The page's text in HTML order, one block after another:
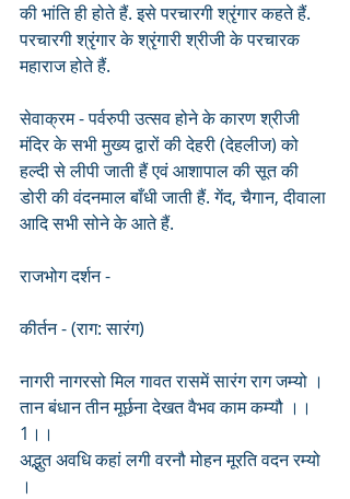
की भांति ही होते हैं. इसे परचारगी श्रृंगार कहते हैं.
परचारगी श्रृंगार के श्रृंगारी श्रीजी के परचारक
महाराज होते हैं.
सेवाक्रम - पर्वरुपी उत्सव होने के कारण श्रीजी
मंदिर के सभी मुख्य द्वारों की देहरी (देहलीज) को
हल्दी से लीपी जाती हैं एवं आशापाल की सूत की
डोरी की वंदनमाल बाँधी जाती हैं. गेंद, चैगान, दीवाला
आदि सभी सोने के आते हैं.
राजभोग दर्शन -
कीर्तन - (राग: सारंग)
नागरी नागरसो मिल गावत रासमें सारंग राग जम्यो ।
तान बंधान तीन मूर्छना देखत वैभव काम कम्यौ ।।
1।।
अद्भुत अवधि कहां लगी वरनौ मोहन मूरति वदन रम्यो
।